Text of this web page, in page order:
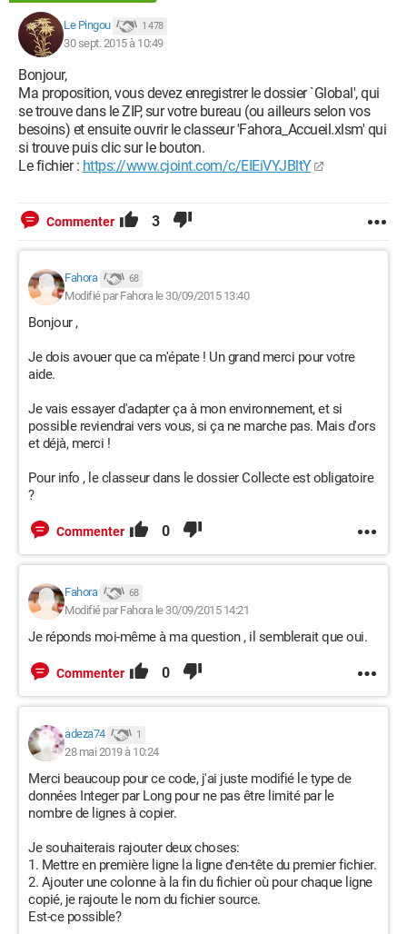
Le Pingou 1 478
30 sept. 2015 à 10:49
Bonjour,
Ma proposition, vous devez enregistrer le dossier `Global', qui
se trouve dans le ZIP, sur votre bureau (ou ailleurs selon vos
besoins) et ensuite ouvrir le classeur 'Fahora_Accueil.xlsm' qui
si trouve puis clic sur le bouton.
Le fichier : https://www.cjoint.com/c/EIEiVYJBltY
Commenter 3
Fahora 68
Modifié par Fahora le 30/09/2015 13:40
Bonjour ,
Je dois avouer que ca m'épate ! Un grand merci pour votre
aide.
Je vais essayer d'adapter ça à mon environnement, et si
possible reviendrai vers vous, si ça ne marche pas. Mais d'ors
et déjà, merci !
Pour info , le classeur dans le dossier Collecte est obligatoire
?
Commenter 0
Fahora 68
Modifié par Fahora le 30/09/2015 14:21
Je réponds moi-même à ma question , il semblerait que oui.
Commenter 0
adeza74 1
28 mai 2019 à 10:24
Merci beaucoup pour ce code, j'ai juste modifié le type de
données Integer par Long pour ne pas être limité par le
nombre de lignes à copier.
Je souhaiterais rajouter deux choses:
1. Mettre en première ligne la ligne d'en-tête du premier fichier.
2. Ajouter une colonne à la fin du fichier où pour chaque ligne
copié, je rajoute le nom du fichier source.
Est-ce possible?